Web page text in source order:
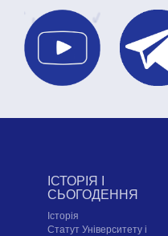
ІСТОРІЯ І
СЬОГОДЕННЯ
Історія
Статут Університету і